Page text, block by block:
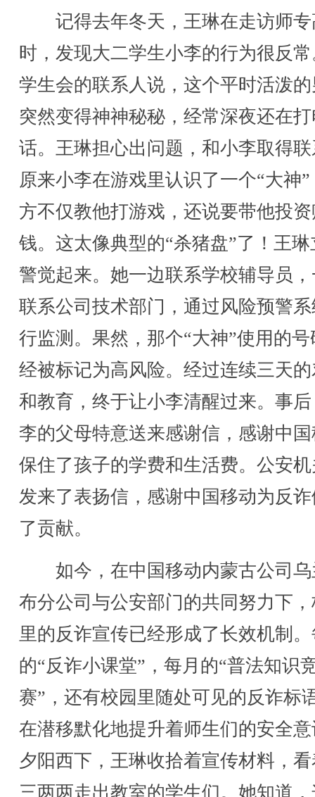
记得去年冬天，王琳在走访师专
时，发现大二学生小李的行为很反
学生会的联系人说，这个平时活泼
突然变得神神秘秘，经常深夜还在
话。王琳担心出问题，和小李取得
原来小李在游戏里认识了一个“大神”
方不仅教他打游戏，还说要带他投
钱。这太像典型的“杀猪盘”了！王琳
警觉起来。她一边联系学校辅导员
联系公司技术部门，通过风险预警
行监测。果然，那个“大神”使用的号
经被标记为高风险。经过连续三天
和教育，终于让小李清醒过来。事
李的父母特意送来感谢信，感谢中
保住了孩子的学费和生活费。公安
发来了表扬信，感谢中国移动为反
了贡献。
如今，在中国移动内蒙古公司乌
布分公司与公安部门的共同努力下
里的反诈宣传已经形成了长效机制
的“反诈小课堂”，每月的“普法知识
赛”，还有校园里随处可见的反诈标
在潜移默化地提升着师生们的安全
夕阳西下，王琳收拾着宣传材料，
三两两走出教室的学生们。她知道